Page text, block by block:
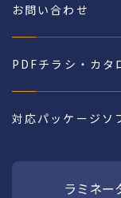
お問い合わせ
PDFチラシ・カタ
対応パッケージソ
ラミネー